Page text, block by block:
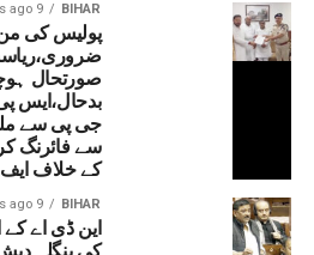
BIHAR
9 hours ago
پولیس کی من
صورتحال
بدحال،ایس
سے فائرنگ
کے خلاف ایف
BIHAR
9 hours ago
این ڈی اے کے
کی بنگلہ